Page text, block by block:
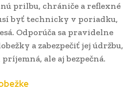
prilbu, chrániče a reflexné
byť technicky v poriadku,
Odporúča sa pravidelne
a zabezpečiť jej údržbu,
ale aj bezpečná.